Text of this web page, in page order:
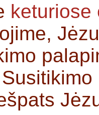
keturiose